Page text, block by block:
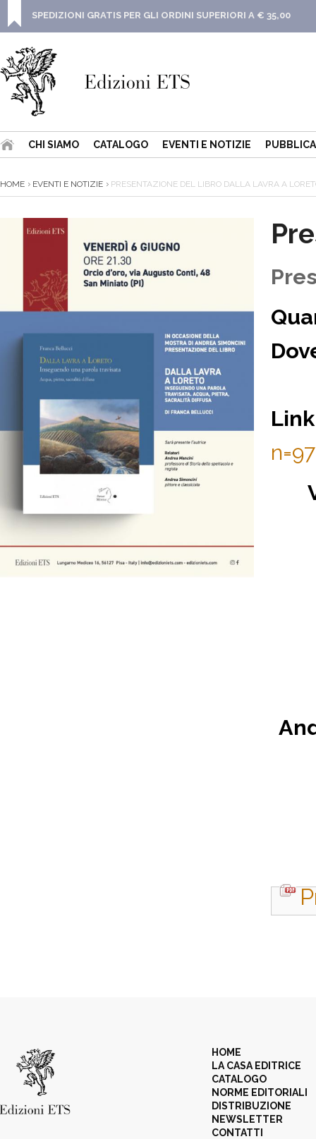
SPEDIZIONI GRATIS PER GLI ORDINI SUPERIORI A € 35,00
CHI SIAMO CATALOGO EVENTI E NOTIZIE
HOME EVENTI E NOTIZIE PRESENTAZIONE DEL LIBRO DALLA LAVRA A
HOME
LA CASA EDITRICE
CATALOGO
NORME EDITORIALI
DISTRIBUZIONE
NEWSLETTER
CONTATTI